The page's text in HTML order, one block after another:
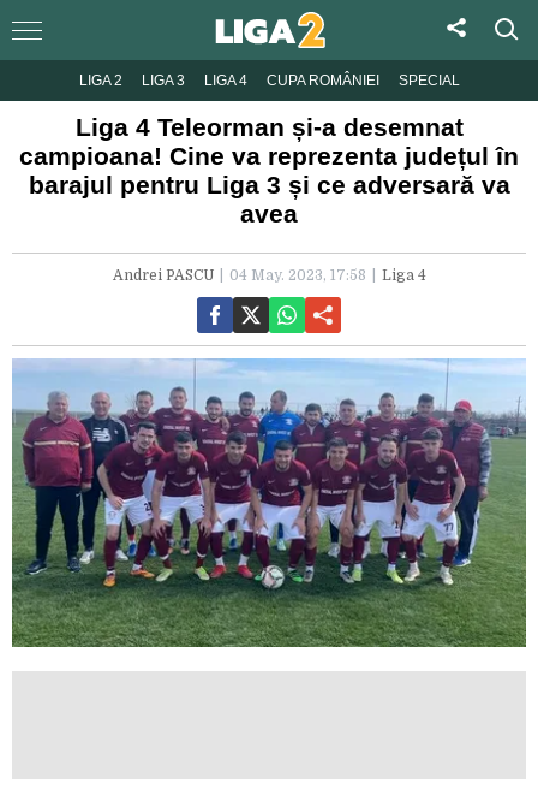
LIGA 2 LIGA 3 LIGA 4 CUPA ROMÂNIEI SPECIAL
Liga 4 Teleorman și-a desemnat
campioana! Cine va reprezenta județul în
barajul pentru Liga 3 și ce adversară va
avea
Andrei PASCU 04 May. 2023, 17:58 Liga 4